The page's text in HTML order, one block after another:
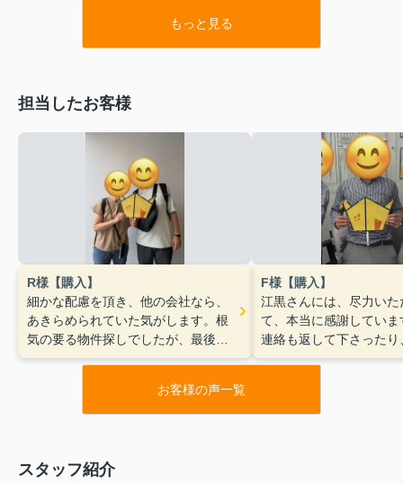
もっと見る
担当したお客様
R様【購入】
細かな配慮を頂き、他の会社なら、
あきらめられていた気がします。根
気の要る物件探しでしたが、最後ま
で、こちらの質問、懸念に誠実にお
本当にありがとうござい
ました！^_^
F様【購入】
江黒さんには、尽力いた
て、本当に感謝していま
連絡も返して下さったり
のタイミングから丁寧な
お客様の声一覧
スタッフ紹介